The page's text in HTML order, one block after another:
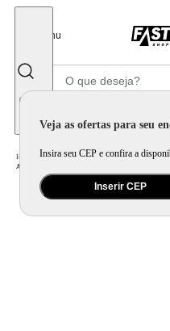
Menu
Veja as ofertas para seu
Insira seu CEP e confira a
Inserir CEP
Home Eletroportátil / Equipamento de Limpeza /
Aspirador de Pó Vertical 3 em 1 1350W WAP High